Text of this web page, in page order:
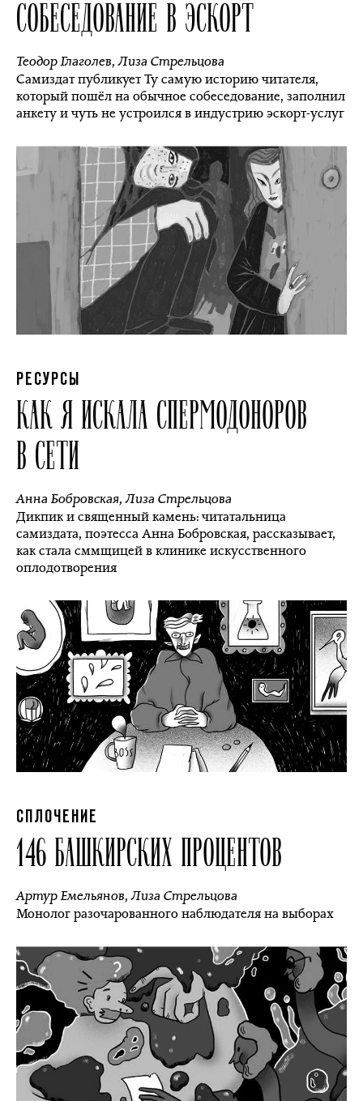
СОБЕСЕДОВАНИЕ В ЭСКОРТ
Теодор Глаголев,Лиза Стрельцова
Самиздат публикует Ту самую историю читателя,
который пошёл на обычное собеседование, заполнил
анкету и чуть не устроился в индустрию эскорт-услуг
РЕСУРСЫ
КАК Я ИСКАЛА СПЕРМОДОНОРОВ
В СЕТИ
Анна Бобровская,Лиза Стрельцова
Дикпик и священный камень: читатальница
самиздата, поэтесса Анна Бобровская, рассказывает,
как стала сммщицей в клинике искусственного
оплодотворения
СПЛОЧЕНИЕ
146 БАШКИРСКИХ ПРОЦЕНТОВ
Артур Емельянов,Лиза Стрельцова
Монолог разочарованного наблюдателя на выборах